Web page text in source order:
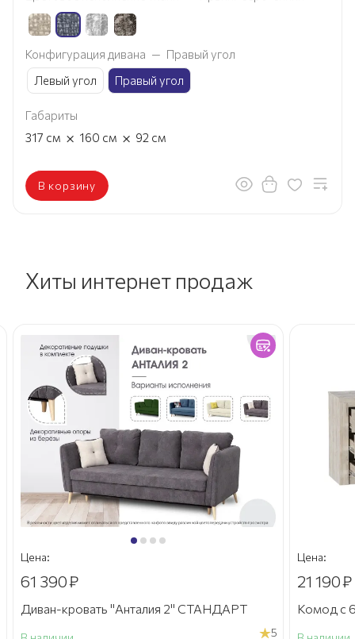
Конфигурация дивана — Правый угол
Левый угол
Правый угол
Габариты
317 см × 160 см × 92 см
В корзину
Хиты интернет продаж
Цена:
61 390₽
Диван-кровать "Анталия 2" СТАНДАРТ
5
Цена:
21 190₽
Комод с